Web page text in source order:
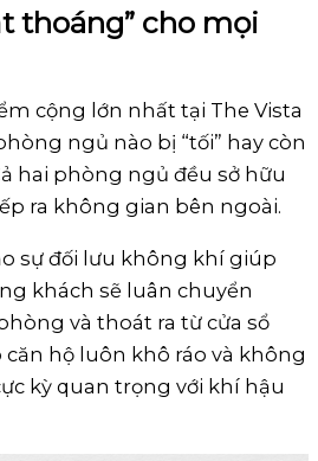
thoáng” cho mọi
cộng lớn nhất tại The Vista
ngủ nào bị “tối” hay còn
hai phòng ngủ đều sở hữu
ra không gian bên ngoài.
sự đối lưu không khí giúp
khách sẽ luân chuyển
và thoát ra từ cửa sổ
hộ luôn khô ráo và không
kỳ quan trọng với khí hậu